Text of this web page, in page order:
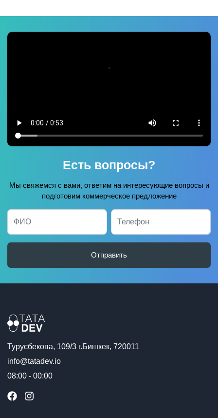
Есть вопросы?
Мы свяжемся с вами, ответим на интересующие вопросы и
подготовим коммерческое предложение
Отправить
Турусбекова, 109/3 г.Бишкек, 720011
info@tatadev.io
08:00 - 00:00